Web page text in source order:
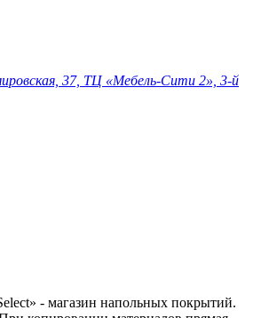
37, ТЦ «Мебель-Сити 2», 3-й
- магазин напольных покрытий.